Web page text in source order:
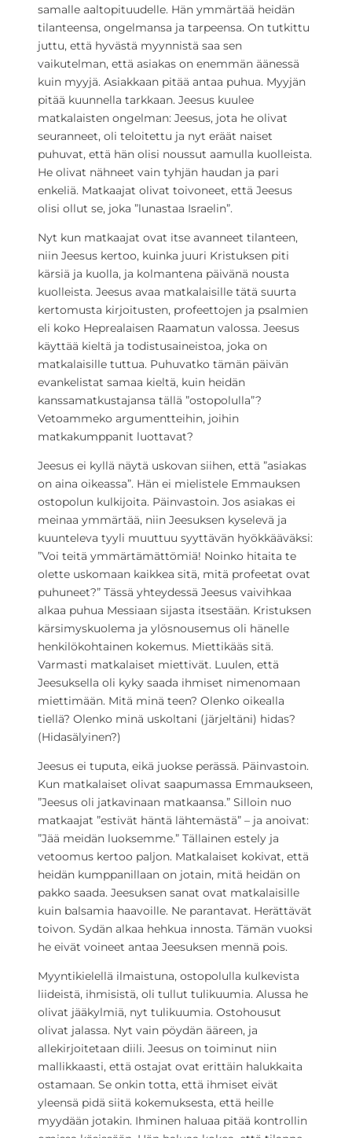
samalle aaltopituudelle. Hän ymmärtää heidän
tilanteensa, ongelmansa ja tarpeensa. On tutkittu
juttu, että hyvästä myynnistä saa sen
vaikutelman, että asiakas on enemmän äänessä
kuin myyjä. Asiakkaan pitää antaa puhua. Myyjän
pitää kuunnella tarkkaan. Jeesus kuulee
matkalaisten ongelman: Jeesus, jota he olivat
seuranneet, oli teloitettu ja nyt eräät naiset
puhuvat, että hän olisi noussut aamulla kuolleista.
He olivat nähneet vain tyhjän haudan ja pari
enkeliä. Matkaajat olivat toivoneet, että Jeesus
olisi ollut se, joka ”lunastaa Israelin”.
Nyt kun matkaajat ovat itse avanneet tilanteen,
niin Jeesus kertoo, kuinka juuri Kristuksen piti
kärsiä ja kuolla, ja kolmantena päivänä nousta
kuolleista. Jeesus avaa matkalaisille tätä suurta
kertomusta kirjoitusten, profeettojen ja psalmien
eli koko Heprealaisen Raamatun valossa. Jeesus
käyttää kieltä ja todistusaineistoa, joka on
matkalaisille tuttua. Puhuvatko tämän päivän
evankelistat samaa kieltä, kuin heidän
kanssamatkustajansa tällä ”ostopolulla”?
Vetoammeko argumentteihin, joihin
matkakumppanit luottavat?
Jeesus ei kyllä näytä uskovan siihen, että ”asiakas
on aina oikeassa”. Hän ei mielistele Emmauksen
ostopolun kulkijoita. Päinvastoin. Jos asiakas ei
meinaa ymmärtää, niin Jeesuksen kyselevä ja
kuunteleva tyyli muuttuu syyttävän hyökkääväksi:
”Voi teitä ymmärtämättömiä! Noinko hitaita te
olette uskomaan kaikkea sitä, mitä profeetat ovat
puhuneet?” Tässä yhteydessä Jeesus vaivihkaa
alkaa puhua Messiaan sijasta itsestään. Kristuksen
kärsimyskuolema ja ylösnousemus oli hänelle
henkilökohtainen kokemus. Miettikääs sitä.
Varmasti matkalaiset miettivät. Luulen, että
Jeesuksella oli kyky saada ihmiset nimenomaan
miettimään. Mitä minä teen? Olenko oikealla
tiellä? Olenko minä uskoltani (järjeltäni) hidas?
(Hidasälyinen?)
Jeesus ei tuputa, eikä juokse perässä. Päinvastoin.
Kun matkalaiset olivat saapumassa Emmaukseen,
”Jeesus oli jatkavinaan matkaansa.” Silloin nuo
matkaajat ”estivät häntä lähtemästä” – ja anoivat:
”Jää meidän luoksemme.” Tällainen estely ja
vetoomus kertoo paljon. Matkalaiset kokivat, että
heidän kumppanillaan on jotain, mitä heidän on
pakko saada. Jeesuksen sanat ovat matkalaisille
kuin balsamia haavoille. Ne parantavat. Herättävät
toivon. Sydän alkaa hehkua innosta. Tämän vuoksi
he eivät voineet antaa Jeesuksen mennä pois.
Myyntikielellä ilmaistuna, ostopolulla kulkevista
liideistä, ihmisistä, oli tullut tulikuumia. Alussa he
olivat jääkylmiä, nyt tulikuumia. Ostohousut
olivat jalassa. Nyt vain pöydän ääreen, ja
allekirjoitetaan diili. Jeesus on toiminut niin
mallikkaasti, että ostajat ovat erittäin halukkaita
ostamaan. Se onkin totta, että ihmiset eivät
yleensä pidä siitä kokemuksesta, että heille
myydään jotakin. Ihminen haluaa pitää kontrollin